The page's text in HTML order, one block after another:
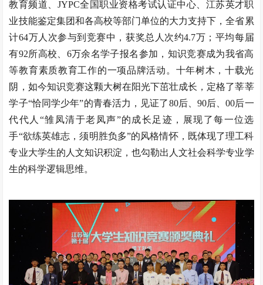
教育频道、JYPC全国职业资格考试认证中心、江苏英才职
业技能鉴定集团和各高校等部门单位的大力支持下，全省累
计64万人次参与到竞赛中，获奖总人次约4.7万；平均每届
有92所高校、6万余名学子报名参加，知识竞赛成为我省高
等教育素质教育工作的一项品牌活动。十年树木，十载光
阴，如今知识竞赛这颗大树在阳光下茁壮成长，定格了莘莘
学子“恰同学少年”的青春活力，见证了80后、90后、00后一
代代人“雏凤清于老凤声”的成长足迹，展现了每一位选
手“欲练英雄志，须明胜负多”的风格情怀，既体现了理工科
专业大学生的人文知识积淀，也勾勒出人文社会科学专业学
生的科学逻辑思维。